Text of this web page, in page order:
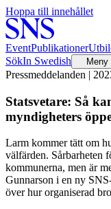
Hoppa till innehållet
EventPublikationer
SökIn Swedish Meny
Pressmeddelanden |
Statsvetare: Så
myndigheters
Larm kommer tätt om
välfärden. Sårbarheten
kommunerna, men är
Gunnarson i en ny
över hur organiserad